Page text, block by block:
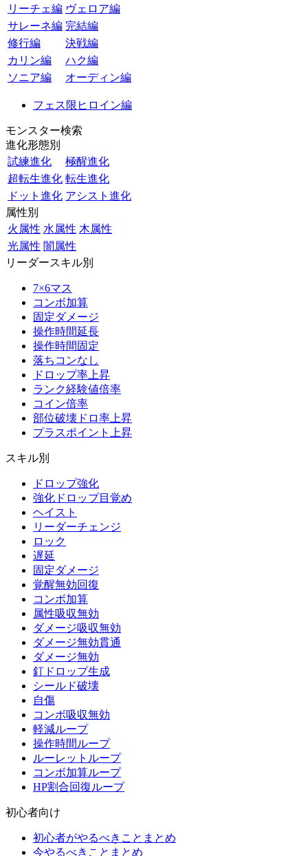
リーチェ編 ヴェロア編
サレーネ編 完結編
修行編
決戦編
カリン編
ハク編
ソニア編
オーディン編
フェス限ヒロイン編
モンスター検索
進化形態別
試練進化
極醒進化
超転生進化 転生進化
ドット進化 アシスト進化
属性別
火属性 水属性 木属性
光属性 闇属性
リーダースキル別
7×6マス
コンボ加算
固定ダメージ
操作時間延長
操作時間固定
落ちコンなし
ドロップ率上昇
ランク経験値倍率
コイン倍率
部位破壊ドロ率上昇
プラスポイント上昇
スキル別
ドロップ強化
強化ドロップ目覚め
ヘイスト
リーダーチェンジ
ロック
遅延
固定ダメージ
覚醒無効回復
コンボ加算
属性吸収無効
ダメージ吸収無効
ダメージ無効貫通
ダメージ無効
釘ドロップ生成
シールド破壊
自傷
コンボ吸収無効
軽減ループ
操作時間ループ
ルーレットループ
コンボ加算ループ
HP割合回復ループ
初心者向け
初心者がやるべきことまとめ
今やるべきことまとめ